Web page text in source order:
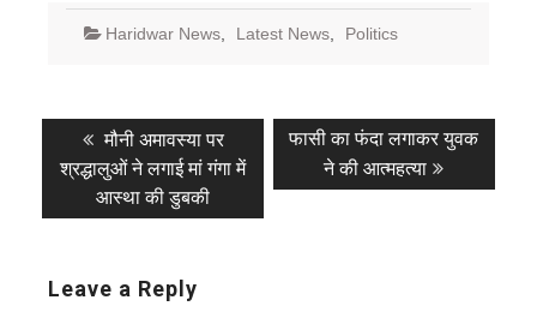
Haridwar News Latest News Politics
Post
navigation
Previous
post:
मौनी अमावस्या पर
श्रद्धालुओं ने लगाई मां गंगा में
आस्था की डुबकी
Next
post:
फासी का फंदा लगाकर युवक
ने की आत्महत्या
Leave a Reply